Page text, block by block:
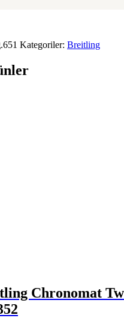
Kategoriler: Breitling
Chronomat